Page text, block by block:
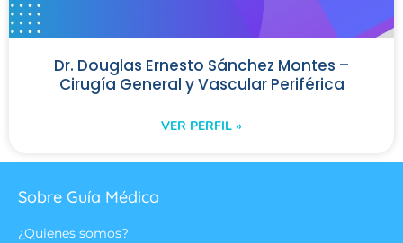
Dr. Douglas Ernesto Sánchez Montes –
Cirugía General y Vascular Periférica
VER PERFIL »
Sobre Guía Médica
¿Quienes somos?